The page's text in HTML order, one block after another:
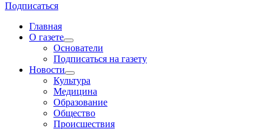
Подписаться
Главная
О газете
Основатели
Подписаться на газету
Новости
Культура
Медицина
Образование
Общество
Происшествия